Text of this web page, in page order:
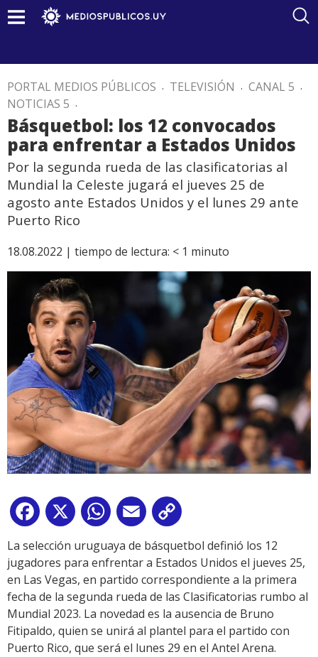
PORTAL MEDIOS PÚBLICOS . TELEVISIÓN . CANAL 5 .
NOTICIAS 5 .
Básquetbol: los 12 convocados
para enfrentar a Estados Unidos
Por la segunda rueda de las clasificatorias al
Mundial la Celeste jugará el jueves 25 de
agosto ante Estados Unidos y el lunes 29 ante
Puerto Rico
18.08.2022 | tiempo de lectura: < 1 minuto
Facebook
X WhatsApp
Email
Link
La selección uruguaya de básquetbol definió los 12
jugadores para enfrentar a Estados Unidos el jueves 25,
en Las Vegas, en partido correspondiente a la primera
fecha de la segunda rueda de las Clasificatorias rumbo al
Mundial 2023. La novedad es la ausencia de Bruno
Fitipaldo, quien se unirá al plantel para el partido con
Puerto Rico, que será el lunes 29 en el Antel Arena.